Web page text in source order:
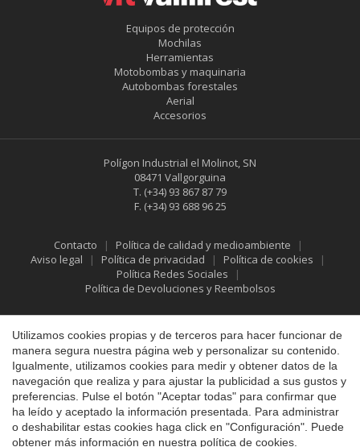
Equipos de protección
Mochilas
Herramientas
Motobombas y maquinaria
Autobombas forestales
Aerial
Accesorios
Polígon Industrial el Molinot, SN
08471 Vallgorguina
T. (+34) 93 867 87 79
F. (+34) 93 688 96 25
Contacto
Política de calidad y medioambiente
Aviso legal
Política de privacidad
Política de cookies
Política Redes Sociales
Política de Devoluciones y Reembolsos
Utilizamos cookies propias y de terceros para hacer funcionar de
manera segura nuestra página web y personalizar su contenido.
Igualmente, utilizamos cookies para medir y obtener datos de la
navegación que realiza y para ajustar la publicidad a sus gustos y
preferencias. Pulse el botón "Aceptar todas" para confirmar que
ha leído y aceptado la información presentada. Para administrar
o deshabilitar estas cookies haga click en "Configuración". Puede
obtener más información en nuestra política de cookies
Guardar configuración Aceptar todas